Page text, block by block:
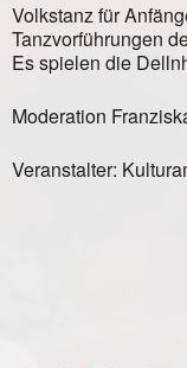
Volkstanz für
Tanzvorführungen
Es spielen die
Moderation
Veranstalter: